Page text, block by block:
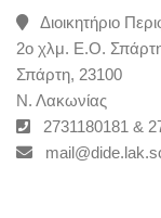
Διοικητήριο
2ο χλμ. Ε.Ο.
Σπάρτη, 23100
Ν. Λακωνίας
2731180181 &